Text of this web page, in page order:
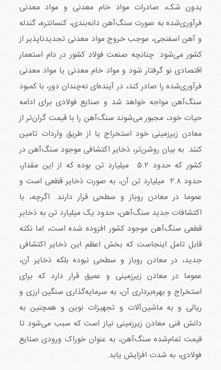
بدون شک، صادرات مواد خام معدنی و مواد معدنی
فرآوری‌شده به صورت سنگ‌آهن دانه‌بندی، کنسانتره، گندله
و آهن اسفنجی، موجب خروج مواد معدنی تجدیدناپذیر از
کشور می‌شود. چنانچه صنعت فولاد کشور در دام استعمار
اقتصادی نو گرفتار شود و مواد خام معدنی یا مواد معدنی
فرآوری‌شده را صادر کند، در آینده‌ای نه‌چندان دور، با کمبود
سنگ‌آهن مواجه خواهد شد و صنایع فولادی برای ادامه
حیات خود، مجبور می‌شوند سنگ‌آهن را با قیمت گران‌تر از
معادن زیرزمینی خود استخراج یا از طریق واردات تامین
کنند. به بیان روشن‌تر، ذخایر اکتشافی موجود سنگ‌‌‌آهن در
کشور که حدود ۵.۲ میلیارد تن بوده که از این مقدار،
حدود ۲.۸ میلیارد تن آن، به صورت ذخایر قطعی است و
عموما در معادن روباز و سطحی قرار دارند. اگرچه، با
اکتشافات جدید سنگ‌آهن، حدود یک میلیارد تن به ذخایر
قطعی سنگ‌آهن موجود کشور افزوده شده است، اما نکته
قابل تامل اینجاست که بخش اعظم این ذخایر اکتشافی
جدید، در معادن روباز و سطحی نبوده بلکه ذخایر آن،
عموما در معادن زیرزمینی و عمیق قرار دارد که برای
استخراج و بهره‌برداری آن، به سرمایه‌گذاری سنگین ارزی و
ریالی و به ماشین‌آلات و تجهیزات نوین و همچنین به
دانش فنی معادن زیرزمینی نیاز است که سبب می‌شود تا
قیمت تمام‌شده سنگ‌آهن، به عنوان خوراک ورودی صنایع
فولادی، به شدت افزایش یابد.